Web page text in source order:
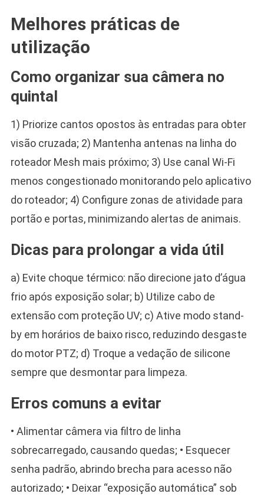
Melhores práticas de
utilização
Como organizar sua câmera no
quintal
1) Priorize cantos opostos às entradas para obter
visão cruzada; 2) Mantenha antenas na linha do
roteador Mesh mais próximo; 3) Use canal Wi-Fi
menos congestionado monitorando pelo aplicativo
do roteador; 4) Configure zonas de atividade para
portão e portas, minimizando alertas de animais.
Dicas para prolongar a vida útil
a) Evite choque térmico: não direcione jato d’água
frio após exposição solar; b) Utilize cabo de
extensão com proteção UV; c) Ative modo stand-
by em horários de baixo risco, reduzindo desgaste
do motor PTZ; d) Troque a vedação de silicone
sempre que desmontar para limpeza.
Erros comuns a evitar
• Alimentar câmera via filtro de linha
sobrecarregado, causando quedas; • Esquecer
senha padrão, abrindo brecha para acesso não
autorizado; • Deixar “exposição automática” sob